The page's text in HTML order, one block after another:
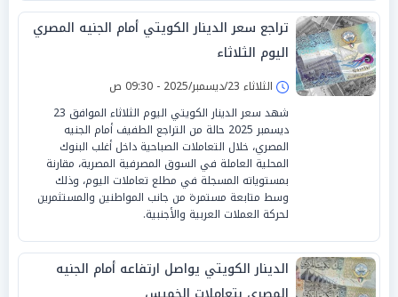
تراجع سعر الدينار الكويتي أمام الجنيه المصري
اليوم الثلاثاء
الثلاثاء 23/ديسمبر/2025 - 09:30 ص
شهد سعر الدينار الكويتي اليوم الثلاثاء الموافق 23
ديسمبر 2025 حالة من التراجع الطفيف أمام الجنيه
المصري، خلال التعاملات الصباحية داخل أغلب البنوك
المحلية العاملة في السوق المصرفية المصرية، مقارنة
بمستوياته المسجلة في مطلع تعاملات اليوم، وذلك
وسط متابعة مستمرة من جانب المواطنين والمستثمرين
لحركة العملات العربية والأجنبية.
الدينار الكويتي يواصل ارتفاعه أمام الجنيه